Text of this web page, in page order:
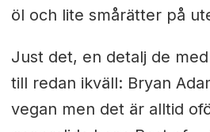
öl och lite smårätter på
Just det, en detalj de
till redan ikväll: Bryan
vegan men det är alltid